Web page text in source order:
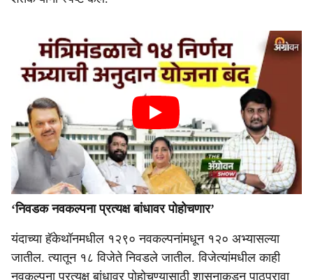
‘निवडक नवकल्पना प्रत्यक्ष बांधावर पोहोचणार’
यंदाच्या हॅकेथॉनमधील १२९० नवकल्पनांमधून १२० अभ्यासल्या
जातील. त्यातून १८ विजेते निवडले जातील. विजेत्यांमधील काही
नवकल्पना प्रत्यक्ष बांधावर पोहोचण्यासाठी शासनाकडून पाठपुरावा